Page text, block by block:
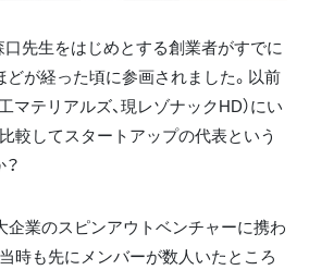
先生をはじめとする創業者がすでに
どが経った頃に参画されました。以前
マテリアルズ、現レゾナックHD）にい
較してスタートアップの代表という
企業のスピンアウトベンチャーに携わ
時も先にメンバーが数人いたところ